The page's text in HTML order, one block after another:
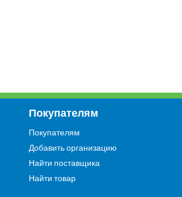
Покупателям
Покупателям
Добавить организацию
Найти поставщика
Найти товар